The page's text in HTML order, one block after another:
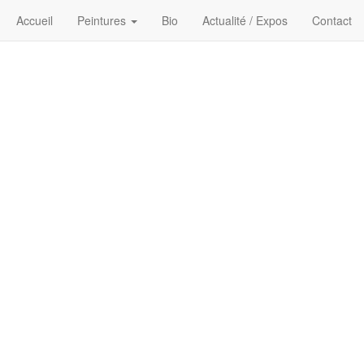
Accueil Peintures Bio Actualité / Expos Contact